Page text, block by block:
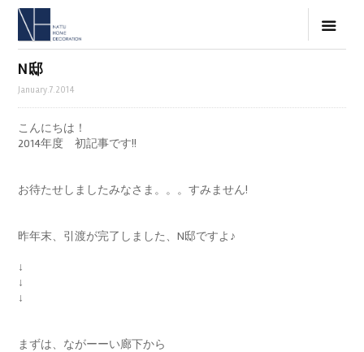
N邸
January.7.2014
こんにちは！
2014年度 初記事です!!
お待たせしましたみなさま。。。すみません!
昨年末、引渡が完了しました、N邸ですよ♪
↓
↓
↓
まずは、ながーーい廊下から